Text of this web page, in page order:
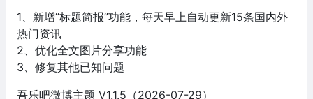
1、新增“标题简报”功能，每天早上自动更新15条国内外
热门资讯
2、优化全文图片分享功能
3、修复其他已知问题
吾乐吧微博主题 V1.1.5（2026-07-29）